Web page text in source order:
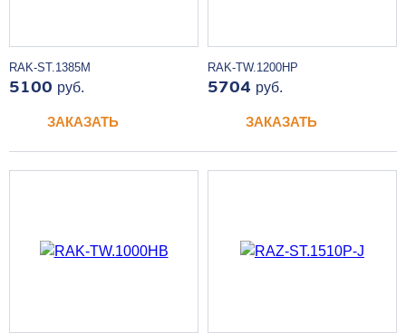
RAK-ST.1385M
5100 руб.
ЗАКАЗАТЬ
RAK-TW.1200HP
5704 руб.
ЗАКАЗАТЬ